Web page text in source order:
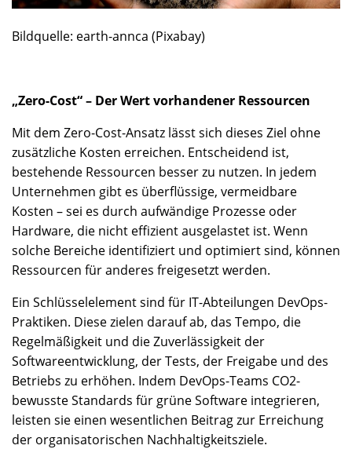
Bildquelle: earth-annca (Pixabay)
„Zero-Cost“ – Der Wert vorhandener Ressourcen
Mit dem Zero-Cost-Ansatz lässt sich dieses Ziel ohne
zusätzliche Kosten erreichen. Entscheidend ist,
bestehende Ressourcen besser zu nutzen. In jedem
Unternehmen gibt es überflüssige, vermeidbare
Kosten – sei es durch aufwändige Prozesse oder
Hardware, die nicht effizient ausgelastet ist. Wenn
solche Bereiche identifiziert und optimiert sind, können
Ressourcen für anderes freigesetzt werden.
Ein Schlüsselelement sind für IT-Abteilungen DevOps-
Praktiken. Diese zielen darauf ab, das Tempo, die
Regelmäßigkeit und die Zuverlässigkeit der
Softwareentwicklung, der Tests, der Freigabe und des
Betriebs zu erhöhen. Indem DevOps-Teams CO2-
bewusste Standards für grüne Software integrieren,
leisten sie einen wesentlichen Beitrag zur Erreichung
der organisatorischen Nachhaltigkeitsziele.